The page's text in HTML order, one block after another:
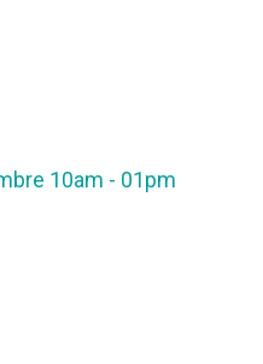
10am - 01pm